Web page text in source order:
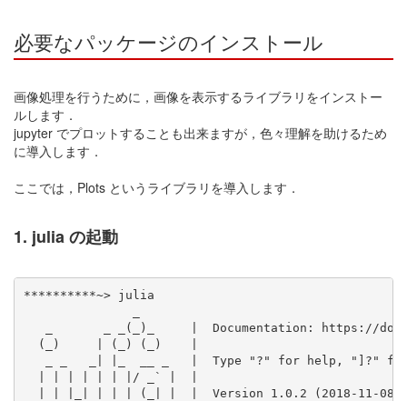
必要なパッケージのインストール
画像処理を行うために，画像を表示するライブラリをインストー
ルします．
jupyter でプロットすることも出来ますが，色々理解を助けるため
に導入します．
ここでは，Plots というライブラリを導入します．
1. julia の起動
**********~> julia
_       _ _(_)_     |  Documentation: https://
  (_)     | (_) (_)    |
_ _   _| |_  __ _   |  Type "?" for help, "]?"
  | | | | | | |/ _` |  |
  | | |_| | | | (_| |  |  Version 1.0.2 (2018-11-08)